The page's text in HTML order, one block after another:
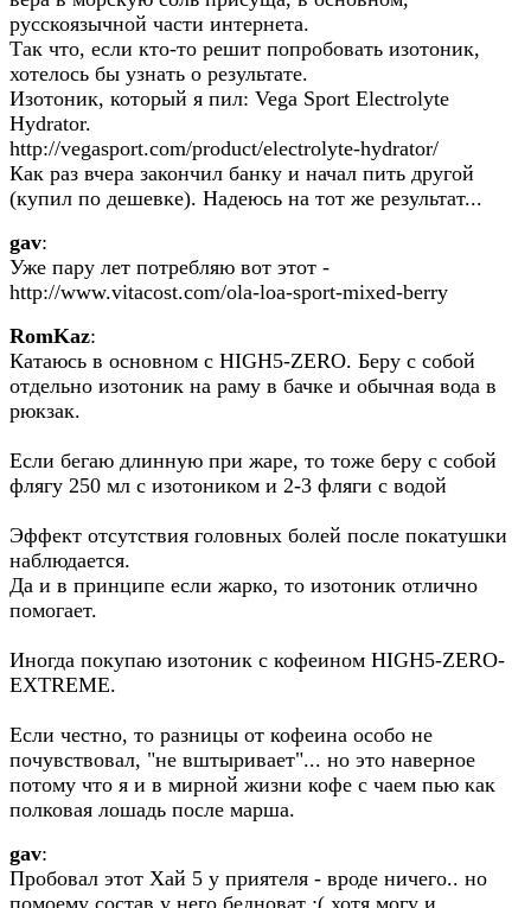
русскоязычной части интернета.
Так что, если кто-то решит попробовать изотоник,
хотелось бы узнать о результате.
Изотоник, который я пил: Vega Sport Electrolyte
Hydrator.
http://vegasport.com/product/electrolyte-hydrator/
Как раз вчера закончил банку и начал пить другой
(купил по дешевке). Надеюсь на тот же результат...
gav:
Уже пару лет потребляю вот этот -
http://www.vitacost.com/ola-loa-sport-mixed-berry
RomKaz:
Катаюсь в основном с HIGH5-ZERO. Беру с собой
отдельно изотоник на раму в бачке и обычная вода в
рюкзак.
Если бегаю длинную при жаре, то тоже беру с собой
флягу 250 мл с изотоником и 2-3 фляги с водой
Эффект отсутствия головных болей после покатушки
наблюдается.
Да и в принципе если жарко, то изотоник отлично
помогает.
Иногда покупаю изотоник с кофеином HIGH5-ZERO-
EXTREME.
Если честно, то разницы от кофеина особо не
почувствовал, "не вштыривает"... но это наверное
потому что я и в мирной жизни кофе с чаем пью как
полковая лошадь после марша.
gav:
Пробовал этот Хай 5 у приятеля - вроде ничего.. но
помоему состав у него бедноват :( хотя могу и